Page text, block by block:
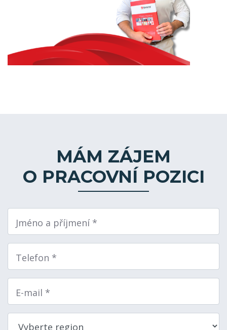
MÁM ZÁJEM
O PRACOVNÍ POZICI
Jméno a příjmení *
Telefon *
E-mail *